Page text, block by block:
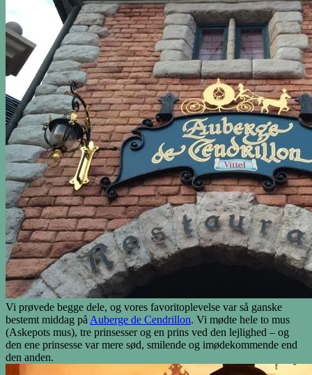
Vi prøvede begge dele, og vores favoritoplevelse var så ganske
bestemt middag på Auberge de Cendrillon. Vi mødte hele to mus
(Askepots mus), tre prinsesser og en prins ved den lejlighed – og
den ene prinsesse var mere sød, smilende og imødekommende end
den anden.